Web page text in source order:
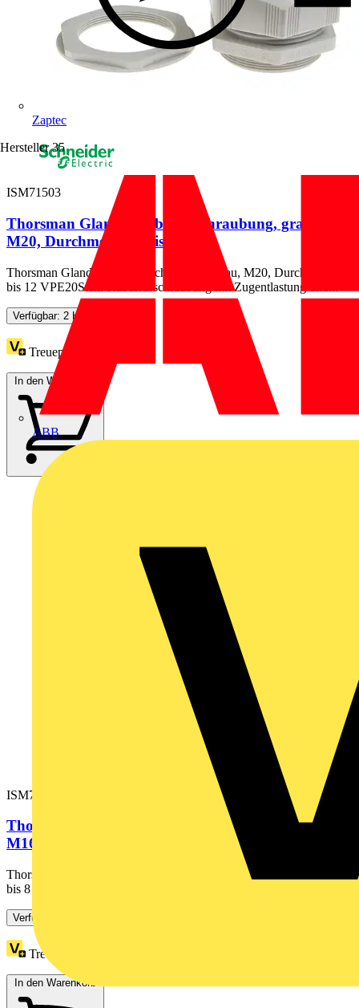
Zaptec
Hersteller 35
ABB
ISM71503
Thorsman Glands, Kabelverschraubung, grau,
M20, Durchmesser 6 bis 12...
Thorsman Glands, Kabelverschraubung, grau, M20, Durchmesser 6
bis 12 VPE20Stck. Kabelverschraubung mit Zugentlastung und...
Verfügbar: 2 Händler
Treuepunkte:
In den Warenkorb
ISM71502
Thorsman Glands, Kabelverschraubung, grau,
M16, Durchmesser 4 bis 8...
Thorsman Glands, Kabelverschraubung, grau, M16, Durchmesser 4
bis 8 VPE20Stck. Kabelverschraubung mit Zugentlastung...
Verfügbar: 2 Händler
Treuepunkte:
In den Warenkorb